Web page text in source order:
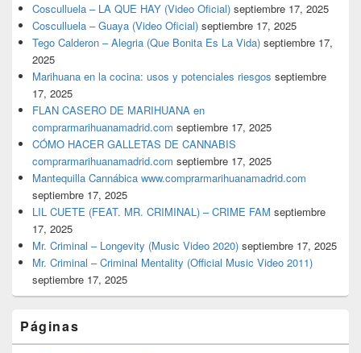
Cosculluela – LA QUE HAY (Video Oficial) septiembre 17, 2025
Cosculluela – Guaya (Video Oficial) septiembre 17, 2025
Tego Calderon – Alegria (Que Bonita Es La Vida) septiembre 17,
2025
Marihuana en la cocina: usos y potenciales riesgos septiembre
17, 2025
FLAN CASERO DE MARIHUANA en
comprarmarihuanamadrid.com septiembre 17, 2025
CÓMO HACER GALLETAS DE CANNABIS
comprarmarihuanamadrid.com septiembre 17, 2025
Mantequilla Cannábica www.comprarmarihuanamadrid.com
septiembre 17, 2025
LIL CUETE (FEAT. MR. CRIMINAL) – CRIME FAM septiembre
17, 2025
Mr. Criminal – Longevity (Music Video 2020) septiembre 17, 2025
Mr. Criminal – Criminal Mentality (Official Music Video 2011)
septiembre 17, 2025
Páginas